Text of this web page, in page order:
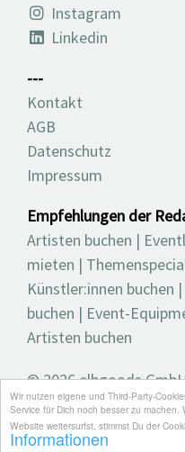
Wir nutzen eigene und Third-Party-
Service für Dich noch besser zu machen.
Website weitersurfst, stimmst Du der
Informationen
Instagram
Linkedin
---
Kontakt
AGB
Datenschutz
Impressum
Empfehlungen der
Artisten buchen |
mieten |
Künstler:innen buchen |
buchen | Event-
Artisten buchen
© 2026 elbgoods
industry /
Eventbranchenbuch,